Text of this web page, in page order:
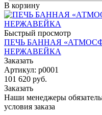
В корзину
Быстрый просмотр
ПЕЧЬ БАННАЯ
НЕРЖАВЕЙКА
Заказать
Артикул: p0001
101 620 руб.
Заказать
Наши менеджеры
условия заказа